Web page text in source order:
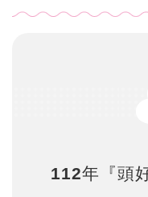
112年『頭